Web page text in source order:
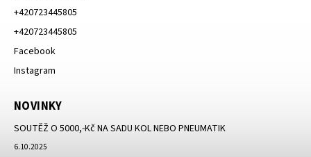
+420723445805
+420723445805
Facebook
Instagram
NOVINKY
SOUTĚŽ O 5000,-Kč NA SADU KOL NEBO PNEUMATIK
6.10.2025